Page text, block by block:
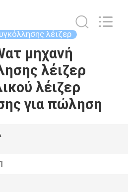
λέιζερ
μηχανή
λέιζερ
λέιζερ
για πώληση